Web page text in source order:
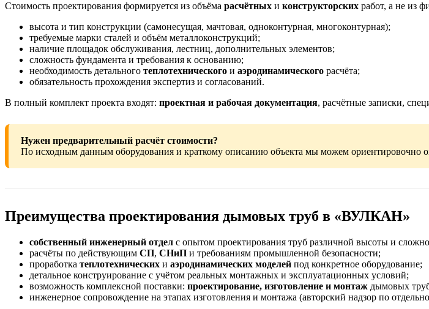
Стоимость проектирования формируется из объёма расчётных и конструкторских работ, а не из
высота и тип конструкции (самонесущая, мачтовая, одноконтурная, многоконтурная);
требуемые марки сталей и объём металлоконструкций;
наличие площадок обслуживания, лестниц, дополнительных элементов;
сложность фундамента и требования к основанию;
необходимость детального теплотехнического и аэродинамического расчёта;
обязательность прохождения экспертиз и согласований.
В полный комплект проекта входят: проектная и рабочая документация, расчётные записки,
Нужен предварительный расчёт стоимости?
По исходным данным оборудования и краткому описанию объекта мы можем ориентировочно
Преимущества проектирования дымовых труб в «ВУЛКАН»
собственный инженерный отдел с опытом проектирования труб различной высоты и
расчёты по действующим СП, СНиП и требованиям промышленной безопасности;
проработка теплотехнических и аэродинамических моделей под конкретное оборудование;
детальное конструирование с учётом реальных монтажных и эксплуатационных условий;
возможность комплексной поставки: проектирование, изготовление и монтаж дымовых
инженерное сопровождение на этапах изготовления и монтажа (авторский надзор по